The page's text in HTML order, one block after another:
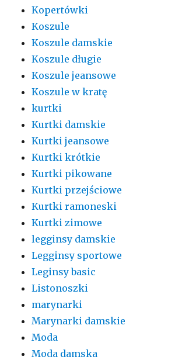
Kopertówki
Koszule
Koszule damskie
Koszule długie
Koszule jeansowe
Koszule w kratę
kurtki
Kurtki damskie
Kurtki jeansowe
Kurtki krótkie
Kurtki pikowane
Kurtki przejściowe
Kurtki ramoneski
Kurtki zimowe
legginsy damskie
Legginsy sportowe
Leginsy basic
Listonoszki
marynarki
Marynarki damskie
Moda
Moda damska